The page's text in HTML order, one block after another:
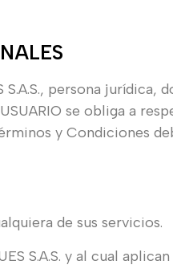
S.A.S., persona jurídica,
se obliga a
y Condiciones
de sus servicios.
S.A.S. y al cual